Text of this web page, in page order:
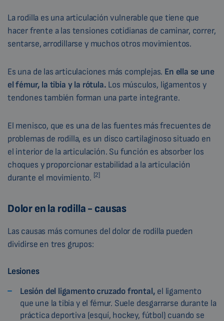
La rodilla es una articulación vulnerable que tiene que
hacer frente a las tensiones cotidianas de caminar, correr,
sentarse, arrodillarse y muchos otros movimientos.
Es una de las articulaciones más complejas. En ella se une
el fémur, la tibia y la rótula. Los músculos, ligamentos y
tendones también forman una parte integrante.
El menisco, que es una de las fuentes más frecuentes de
problemas de rodilla, es un disco cartilaginoso situado en
el interior de la articulación. Su función es absorber los
choques y proporcionar estabilidad a la articulación
durante el movimiento. [2]
Dolor en la rodilla - causas
Las causas más comunes del dolor de rodilla pueden
dividirse en tres grupos:
Lesiones
Lesión del ligamento cruzado frontal, el ligamento
que une la tibia y el fémur. Suele desgarrarse durante la
práctica deportiva (esquí, hockey, fútbol) cuando se